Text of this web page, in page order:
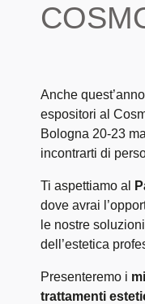
Anche
espositori al
Bologna 20-23
incontrarti di
Ti aspettiamo al
dove avrai
le nostre
dell’estetica
Presenteremo i
trattamenti